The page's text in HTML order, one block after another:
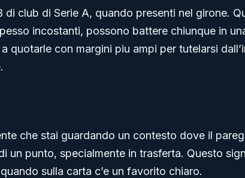
club di Serie A, quando presenti nel girone.
incostanti, possono battere chiunque in
quotarle con margini piu ampi per tutelarsi
che stai guardando un contesto dove il
punto, specialmente in trasferta. Questo
sulla carta c’e un favorito chiaro.